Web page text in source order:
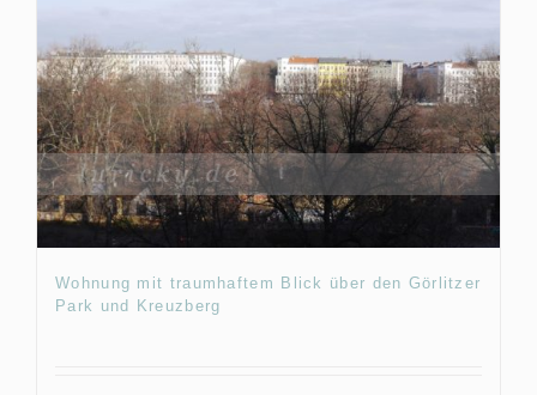
Wohnung mit traumhaftem Blick über den Görlitzer
Park und Kreuzberg